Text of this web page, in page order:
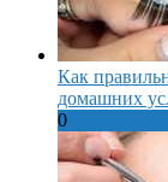
Как
домашних
0